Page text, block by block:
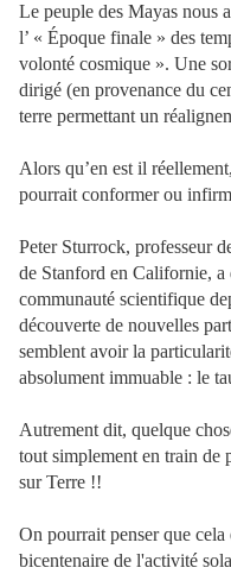
Le peuple des Mayas nous
l’ « Époque finale » des
volonté cosmique ». Une
dirigé (en provenance du
terre permettant un
Alors qu’en est il
pourrait conformer ou
Peter Sturrock, professeur
de Stanford en Californie,
communauté scientifique
découverte de nouvelles
semblent avoir la
absolument immuable : le
Autrement dit, quelque
tout simplement en train de
sur Terre !!
On pourrait penser que
bicentenaire de l'activité